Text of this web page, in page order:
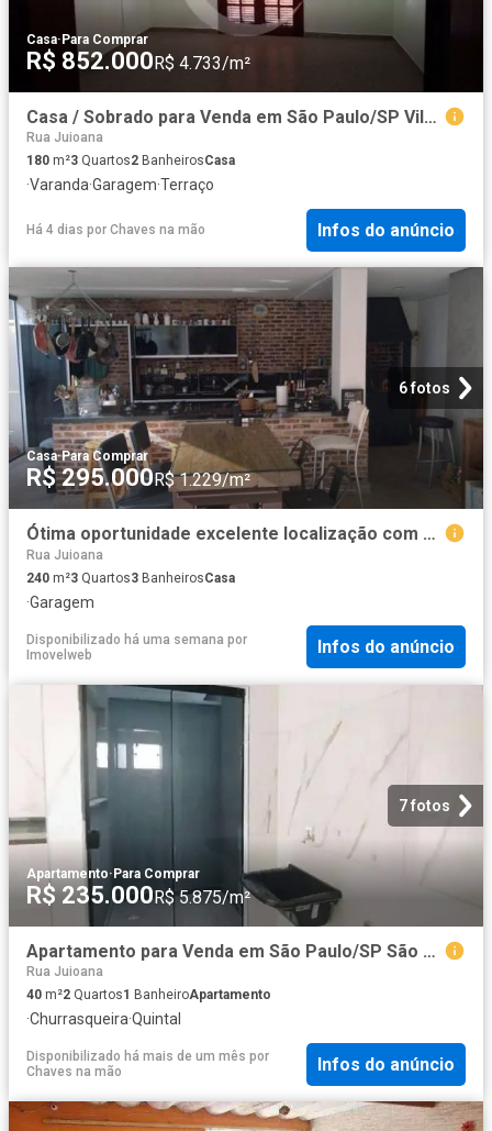
Casa·Para Comprar
R$ 852.000R$ 4.733/m²
Casa / Sobrado para Venda em São Paulo/SP Vila Sinhá 3 Quartos
Rua Juioana
180 m²3 Quartos2 BanheirosCasa
·Varanda·Garagem·Terraço
Há 4 dias por Chaves na mão Infos do anúncio
6 fotos
Casa·Para Comprar
R$ 295.000R$ 1.229/m²
Ótima oportunidade excelente localização com moveis planejados
Rua Juioana
240 m²3 Quartos3 BanheirosCasa
·Garagem
Disponibilizado há uma semana por
Imovelweb
Infos do anúncio
7 fotos
Apartamento·Para Comprar
R$ 235.000R$ 5.875/m²
Apartamento para Venda em São Paulo/SP São Miguel Paulista 2 Quartos
Rua Juioana
40 m²2 Quartos1 BanheiroApartamento
·Churrasqueira·Quintal
Disponibilizado há mais de um mês por
Chaves na mão
Infos do anúncio